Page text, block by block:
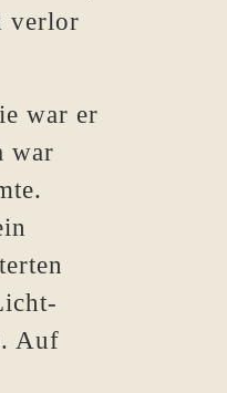
verlor
war er
war
Auf